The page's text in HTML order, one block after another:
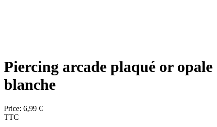
Piercing arcade plaqué or opale
blanche
Price: 6,99 €
TTC